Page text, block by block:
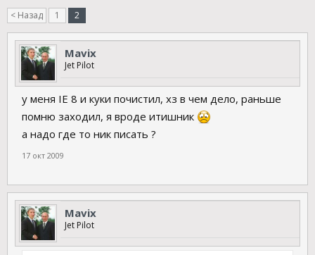
< Назад 1 2
Mavix
Jet Pilot
у меня IE 8 и куки почистил, хз в чем дело, раньше
помню заходил, я вроде итишник
а надо где то ник писать ?
17 окт 2009
Mavix
Jet Pilot